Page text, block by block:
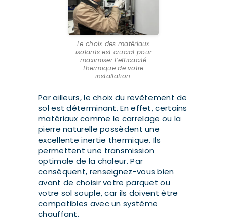
Le choix des matériaux
isolants est crucial pour
maximiser l’efficacité
thermique de votre
installation.
Par ailleurs, le choix du revêtement de
sol est déterminant. En effet, certains
matériaux comme le carrelage ou la
pierre naturelle possèdent une
excellente inertie thermique. Ils
permettent une transmission
optimale de la chaleur. Par
conséquent, renseignez-vous bien
avant de choisir votre parquet ou
votre sol souple, car ils doivent être
compatibles avec un système
chauffant.